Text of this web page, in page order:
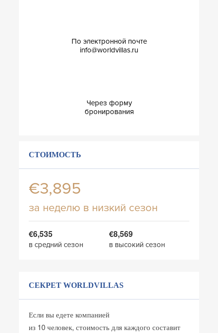
По электронной почте
info@worldvillas.ru
Через форму
бронирования
СТОИМОСТЬ
€3,895
за неделю в низкий сезон
€6,535
в средний сезон
€8,569
в высокий сезон
СЕКРЕТ WORLDVILLAS
Если вы едете компанией
из 10 человек, стоимость для каждого составит